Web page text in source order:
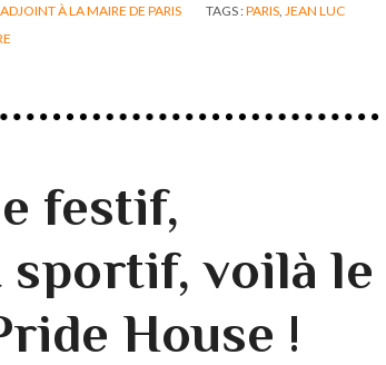
ADJOINT À LA MAIRE DE PARIS TAGS :PARIS JEAN LUC
festif,
sportif, voilà le
House !